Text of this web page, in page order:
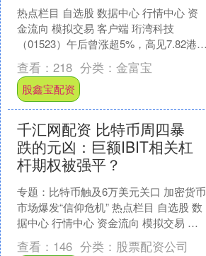
热点栏目 自选股 数据中心 行情中心 资
金流向 模拟交易 客户端 珩湾科技
（01523）午后曾涨超5%，高见7.82港
元，再创历史新高。截至发稿，股价上
涨4.7....
查看： 218 分类： 金富宝
股鑫宝配资
千汇网配资 比特币周四暴
跌的元凶：巨额IBIT相关杠
杆期权被强平？
专题：比特币触及6万美元关口 加密货币
市场爆发“信仰危机” 热点栏目 自选股 数
据中心 行情中心 资金流向 模拟交易 客
户端 文章来源：华尔街见闻 贝莱德IBI....
查看： 146 分类： 股票配资公司